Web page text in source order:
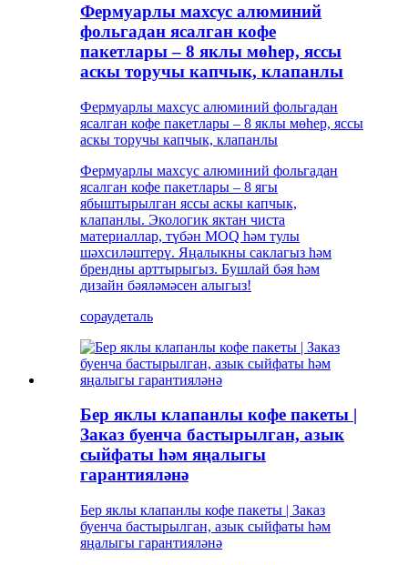
Фермуарлы махсус алюминий
фольгадан ясалган кофе
пакетлары – 8 яклы мөһер, яссы
аскы торучы капчык, клапанлы
Фермуарлы махсус алюминий фольгадан
ясалган кофе пакетлары – 8 яклы мөһер, яссы
аскы торучы капчык, клапанлы
Фермуарлы махсус алюминий фольгадан
ясалган кофе пакетлары – 8 ягы
ябыштырылган яссы аскы капчык,
клапанлы. Экологик яктан чиста
материаллар, түбән MOQ һәм тулы
шәхсиләштерү. Яңалыкны саклагыз һәм
брендны арттырыгыз. Бушлай бәя һәм
дизайн бәяләмәсен алыгыз!
сораудеталь
Бер яклы клапанлы кофе пакеты |
Заказ буенча бастырылган, азык
сыйфаты һәм яңалыгы
гарантияләнә
Бер яклы клапанлы кофе пакеты | Заказ
буенча бастырылган, азык сыйфаты һәм
яңалыгы гарантияләнә